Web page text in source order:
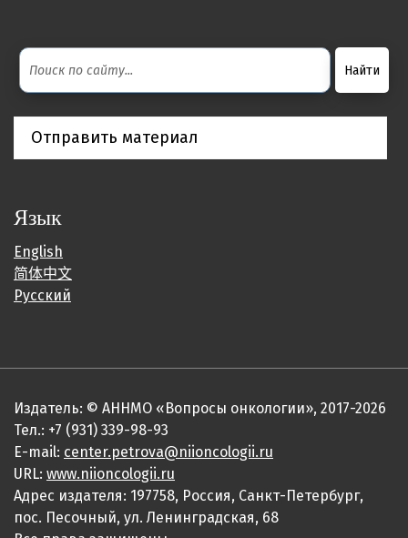
Отправить материал
Язык
English
简体中文
Русский
Издатель: © АННМО «Вопросы онкологии», 2017-2026
Тел.: +7 (931) 339-98-93
E-mail: center.petrova@niioncologii.ru
URL: www.niioncologii.ru
Адрес издателя: 197758, Россия, Санкт-Петербург,
пос. Песочный, ул. Ленинградская, 68